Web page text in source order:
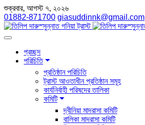
শুক্রবার, আগস্ট ৭, ২০২৬
01882-871700 giasuddinnk@gmail.com
প্রচ্ছদ
পরিচিতি
প্রতিষ্ঠান পরিচিতি
ট্রাস্ট আওতাধীন প্রতিষ্ঠান সমূহ
কার্যনির্বাহী পরিষদের তালিকা
কমিটি
দ্বীনিয়া মাদরাসা কমিটি
বালিকা মাদরাসা কমিটি